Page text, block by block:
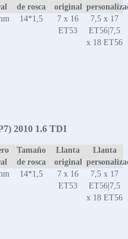
de rosca
original
14*1,5
7 x 16
ET53
7,5 x 17
ET56|7,5
x 18 ET56
2010 1.6 TDI
Tamaño
de rosca
Llanta
original
Llanta
14*1,5
7 x 16
ET53
7,5 x 17
ET56|7,5
x 18 ET56